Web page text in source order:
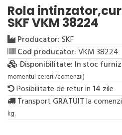
Rola
SKF VKM 38224
Producator:SKF
Cod producator:VKM 38224
Disponibilitate: In stoc
momentul cererii/comenzii)
Posibilitate de retur in14 zile
Transport GRATUITla
kg.